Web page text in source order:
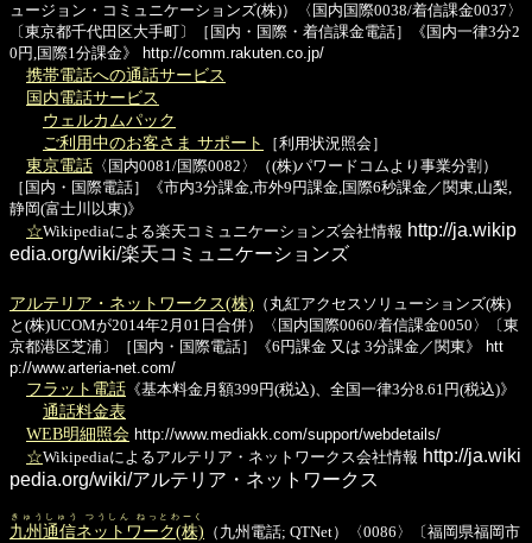
ュージョン・コミュニケーションズ(株)）〈国内国際0038/着信課金0037〉
〔東京都千代田区大手町〕［国内・国際・着信課金電話］《国内一律3分2
0円,国際1分課金》
http://comm.rakuten.co.jp/
携帯電話への通話サービス
国内電話サービス
ウェルカムパック
ご利用中のお客さま サポート
［利用状況照会］
東京電話 〈国内0081/国際0082〉（(株)パワードコムより事業分割）
［国内・国際電話］《市内3分課金,市外9円課金,国際6秒課金／関東,山梨,
静岡(富士川以東)》
☆Wikipediaによる楽天コミュニケーションズ会社情報 http://ja.wikip
edia.org/wiki/楽天コミュニケーションズ
アルテリア・ネットワークス(株) （丸紅アクセスソリューションズ(株)
と(株)UCOMが2014年2月01日合併）〈国内国際0060/着信課金0050〉〔東
京都港区芝浦〕［国内・国際電話］《6円課金 又は 3分課金／関東》
htt
p://www.arteria-net.com/
フラット電話 《基本料金月額399円(税込)、全国一律3分8.61円(税込)》
通話料金表
WEB明細照会 http://www.mediakk.com/support/webdetails/
☆Wikipediaによるアルテリア・ネットワークス会社情報 http://ja.wiki
pedia.org/wiki/アルテリア・ネットワークス
九州通信ネットワーク(株)
きゅうしゅう つうしん ねっとわーく
（九州電話; QTNet）〈0086〉〔福岡県福岡市